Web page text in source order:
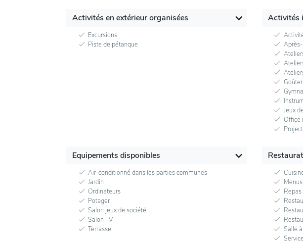
Activités en extérieur organisées
Excursions
Piste de pétanque
Activités
Jeux
Office
Equipements disponibles
Air-conditionné dans les parties communes
Jardin
Ordinateurs
Potager
Salon jeux de société
Salon TV
Terrasse
Salle